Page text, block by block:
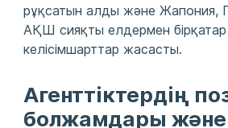
рұқсатын алды және Жапония,
АҚШ сияқты елдермен
келісімшарттар жасасты.
Агенттіктердің
болжамдары және